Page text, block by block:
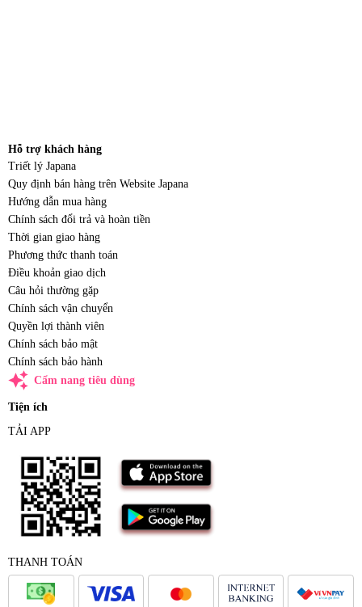
Hỗ trợ khách hàng
Triết lý Japana
Quy định bán hàng trên Website Japana
Hướng dẫn mua hàng
Chính sách đổi trả và hoàn tiền
Thời gian giao hàng
Phương thức thanh toán
Điều khoản giao dịch
Câu hỏi thường gặp
Chính sách vận chuyển
Quyền lợi thành viên
Chính sách bảo mật
Chính sách bảo hành
auto_awesome Cẩm nang tiêu dùng
Tiện ích
TẢI APP
THANH TOÁN